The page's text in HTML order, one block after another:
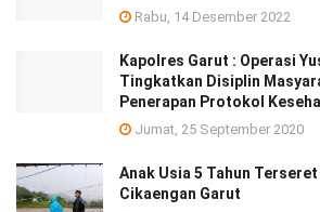
Rabu, 14 Desember 2022
Kapolres Garut : Operasi
Tingkatkan Disiplin
Penerapan Protokol
Jumat, 25 September 2020
Anak Usia 5 Tahun
Cikaengan Garut